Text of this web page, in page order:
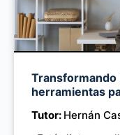
Transformando
herramientas
Tutor: Hernán